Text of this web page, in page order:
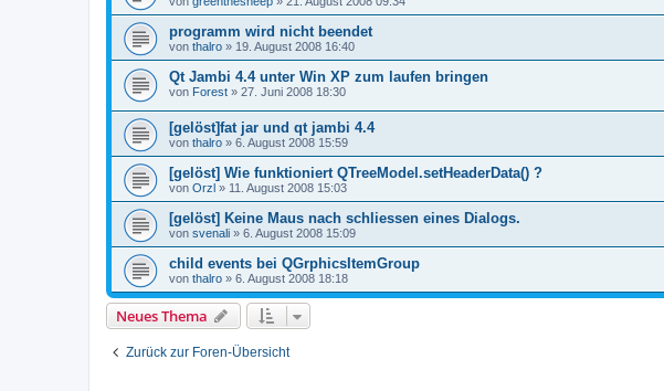
programm wird nicht beendet
von thalro » 19. August 2008 16:40
Qt Jambi 4.4 unter Win XP zum laufen bringen
von Forest » 27. Juni 2008 18:30
[gelöst]fat jar und qt jambi 4.4
von thalro » 6. August 2008 15:59
[gelöst] Wie funktioniert QTreeModel.setHeaderData() ?
von Orzl » 11. August 2008 15:03
[gelöst] Keine Maus nach schliessen eines Dialogs.
von svenali » 6. August 2008 15:09
child events bei QGrphicsItemGroup
von thalro » 6. August 2008 18:18
Neues Thema
Zurück zur Foren-Übersicht